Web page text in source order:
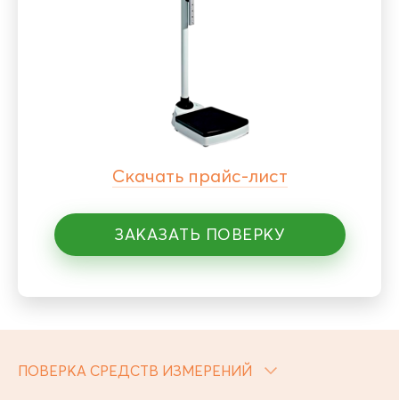
Скачать прайс-лист
ЗАКАЗАТЬ ПОВЕРКУ
ПОВЕРКА СРЕДСТВ ИЗМЕРЕНИЙ